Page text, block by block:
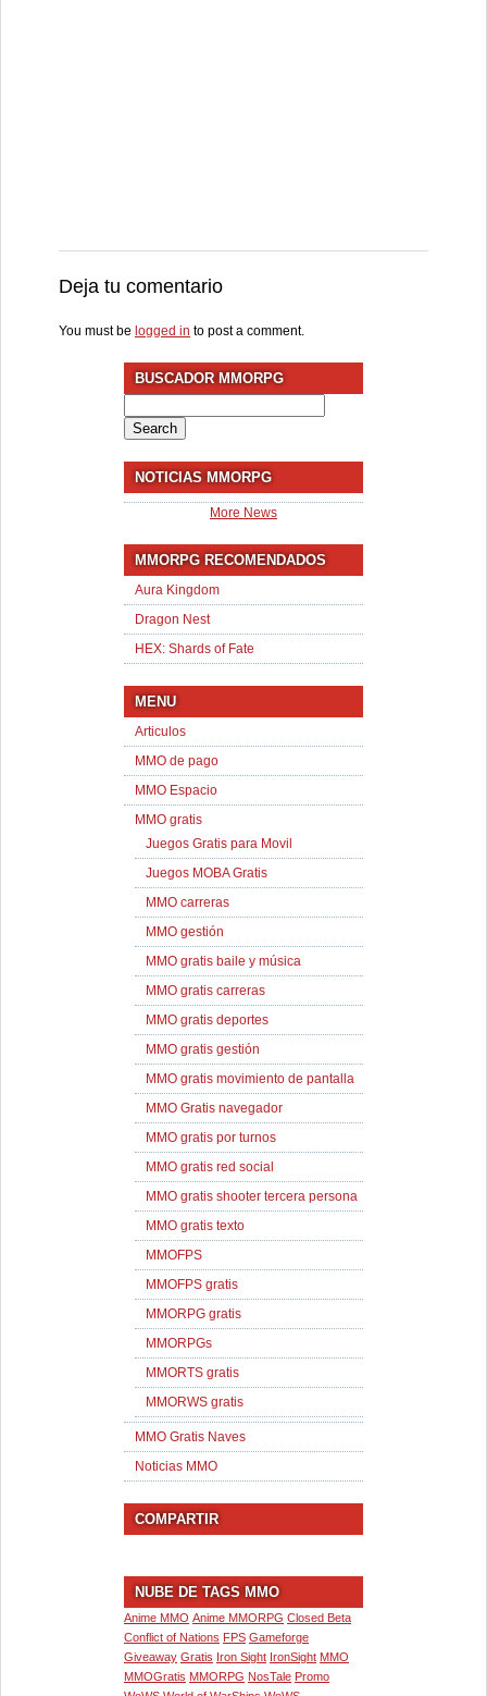
Deja tu comentario
You must be logged in to post a comment.
BUSCADOR MMORPG
for:
NOTICIAS MMORPG
More News
MMORPG RECOMENDADOS
Aura Kingdom
Dragon Nest
HEX: Shards of Fate
MENU
Articulos
MMO de pago
MMO Espacio
MMO gratis
Juegos Gratis para Movil
Juegos MOBA Gratis
MMO carreras
MMO gestión
MMO gratis baile y música
MMO gratis carreras
MMO gratis deportes
MMO gratis gestión
MMO gratis movimiento de pantalla
MMO Gratis navegador
MMO gratis por turnos
MMO gratis red social
MMO gratis shooter tercera persona
MMO gratis texto
MMOFPS
MMOFPS gratis
MMORPG gratis
MMORPGs
MMORTS gratis
MMORWS gratis
MMO Gratis Naves
Noticias MMO
COMPARTIR
NUBE DE TAGS MMO
Anime MMO Anime MMORPG Closed Beta
Conflict of Nations FPS Gameforge
Giveaway Gratis Iron Sight IronSight MMO
MMOGratis MMORPG NosTale Promo